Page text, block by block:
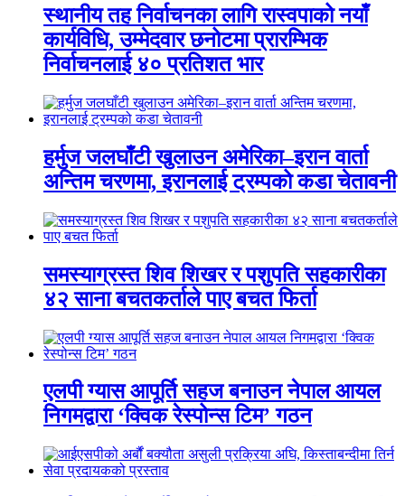
स्थानीय तह निर्वाचनका लागि रास्वपाको नयाँ
कार्यविधि, उम्मेदवार छनोटमा प्रारम्भिक
निर्वाचनलाई ४० प्रतिशत भार
हर्मुज जलघाँटी खुलाउन अमेरिका–इरान वार्ता
अन्तिम चरणमा, इरानलाई ट्रम्पको कडा चेतावनी
समस्याग्रस्त शिव शिखर र पशुपति सहकारीका
४२ साना बचतकर्ताले पाए बचत फिर्ता
एलपी ग्यास आपूर्ति सहज बनाउन नेपाल आयल
निगमद्वारा ‘क्विक रेस्पोन्स टिम’ गठन